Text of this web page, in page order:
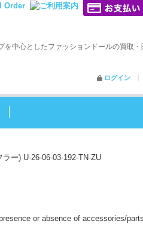
中心としたファッションドールの買取
ログイン
ー) U-26-06-03-192-TN-ZU
or absence of accessories/